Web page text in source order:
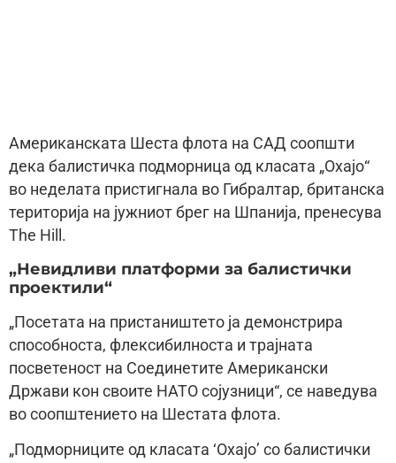
Американската Шеста флота на САД соопшти
дека балистичка подморница од класата „Охајо“
во неделата пристигнала во Гибралтар, британска
територија на јужниот брег на Шпанија, пренесува
The Hill.
„Невидливи платформи за балистички
проектили“
„Посетата на пристаништето ја демонстрира
способноста, флексибилноста и трајната
посветеност на Соединетите Американски
Држави кон своите НАТО сојузници“, се наведува
во соопштението на Шестата флота.
„Подморниците од класата ‘Охајо’ со балистички